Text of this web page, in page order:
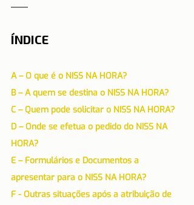
ÍNDICE
A – O que é o NISS NA HORA?
B – A quem se destina o NISS NA HORA?
C – Quem pode solicitar o NISS NA HORA?
D – Onde se efetua o pedido do NISS NA
HORA?
E – Formulários e Documentos a
apresentar para o NISS NA HORA?
F - Outras situações após a atribuição de